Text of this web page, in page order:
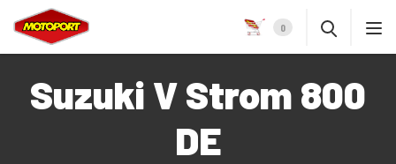
0
Suzuki V Strom 800
DE